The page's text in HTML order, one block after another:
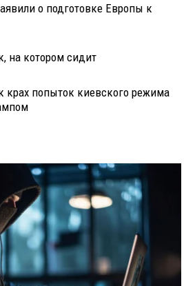
о подготовке Европы к
на котором сидит
крах попыток киевского режима